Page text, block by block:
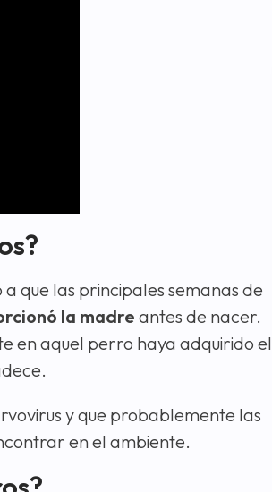
que las principales semanas de
la madre antes de nacer.
en aquel perro haya adquirido el
y que probablemente las
en el ambiente.